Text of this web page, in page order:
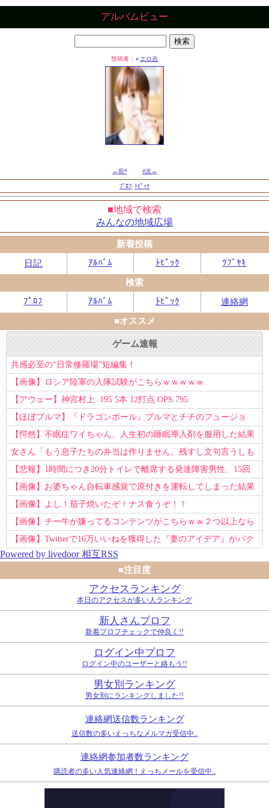
アルバムビュー
投稿者： ♂ エロ吉
←前* #次→
ﾌﾟﾛﾌ| ﾄﾋﾟｯｸ
■地域で検索
みんなの地域広場
新着投稿
日記
ｱﾙﾊﾞﾑ ﾄﾋﾟｯｸ ﾂﾌﾞﾔｷ
検索
ﾌﾟﾛﾌ
ｱﾙﾊﾞﾑ ﾄﾋﾟｯｸ
連絡網
■オススメ
ゲーム速報
共感必至の“日常修羅場”短編集！
【画像】ロシア陸軍の入隊試験がこちらｗｗｗｗｗ
【アウェー】神宮村上 .195 5本 12打点 OPS.795
【ほぼブルマ】『ドラゴンボール』ブルマとチチのフュージョ
ン、クッソ可愛すぎるwwwwwww
【愕然】不眠症ワイちゃん、人生初の睡眠導入剤を服用した結果
ｗｗｗｗ
女さん「もう息子たちの弁当は作りません。残すし文句言うしも
う知らない！」
【悲報】1時間につき20分トイレで離席する発達障害男性、15回
以上転職を重ねてしまう
【画像】お婆ちゃん自転車感覚で原付きを運転してしまった結果
www
【画像】よし！茄子焼いたぞ！ナス食うぞ！！
【画像】チー牛が嫌ってるコンテンツがこちらｗｗ２つ以上なら
確定ｗｗ
【画像】Twitterで16万いいねを獲得した『妻のアイデア』がパク
リで草www
Powered by livedoor 相互RSS
■注目度
アクセスランキング
本日のアクセスが多い人ランキング
新人さんプロフ
新着プロフチェックで仲良く!!
ログイン中プロフ
ログイン中のユーザーと絡もう!!
男女別ランキング
男女別にランキングしました!!
連絡網送信数ランキング
送信数の多いえっちなメルマガ受信中..
連絡網参加者数ランキング
購読者の多い人気連絡網！えっちメールを受信中..